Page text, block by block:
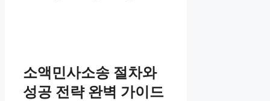
소액민사소송 절차와
성공 전략 완벽 가이드